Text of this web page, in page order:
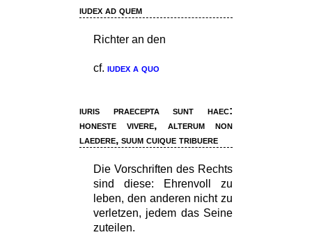
iudex ad quem
Richter an den
cf. iudex a quo
iuris praecepta sunt haec:
honeste vivere, alterum non
laedere, suum cuique tribuere
Die Vorschriften des Rechts
sind diese: Ehrenvoll zu
leben, den anderen nicht zu
verletzen, jedem das Seine
zuteilen.